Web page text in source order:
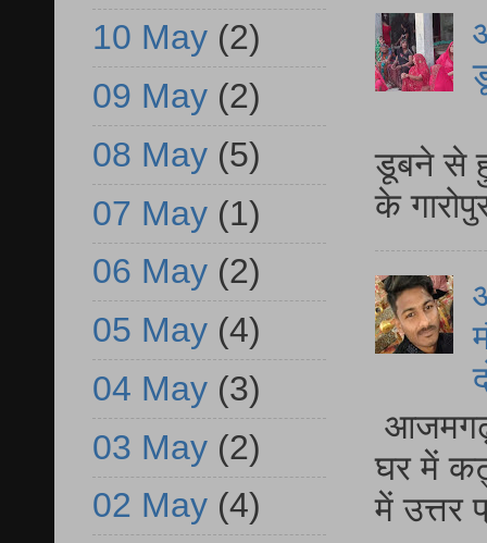
डूबने से
के
घर में
में
10 May (2)
09 May (2)
08 May (5)
07 May (1)
06 May (2)
05 May (4)
04 May (3)
03 May (2)
02 May (4)